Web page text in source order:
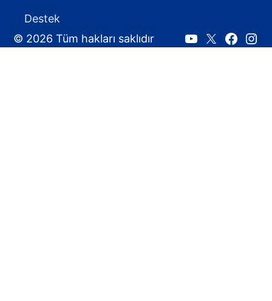
Destek
© 2026 Tüm hakları saklıdır
Youtube
X: